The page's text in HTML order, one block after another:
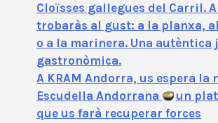
Cloïsses gallegues del Carril. A
trobaràs al gust: a la planxa,
o a la marinera. Una autèntica
gastronòmica.
A KRAM Andorra, us espera la
Escudella Andorrana
un
que us farà recuperar forces